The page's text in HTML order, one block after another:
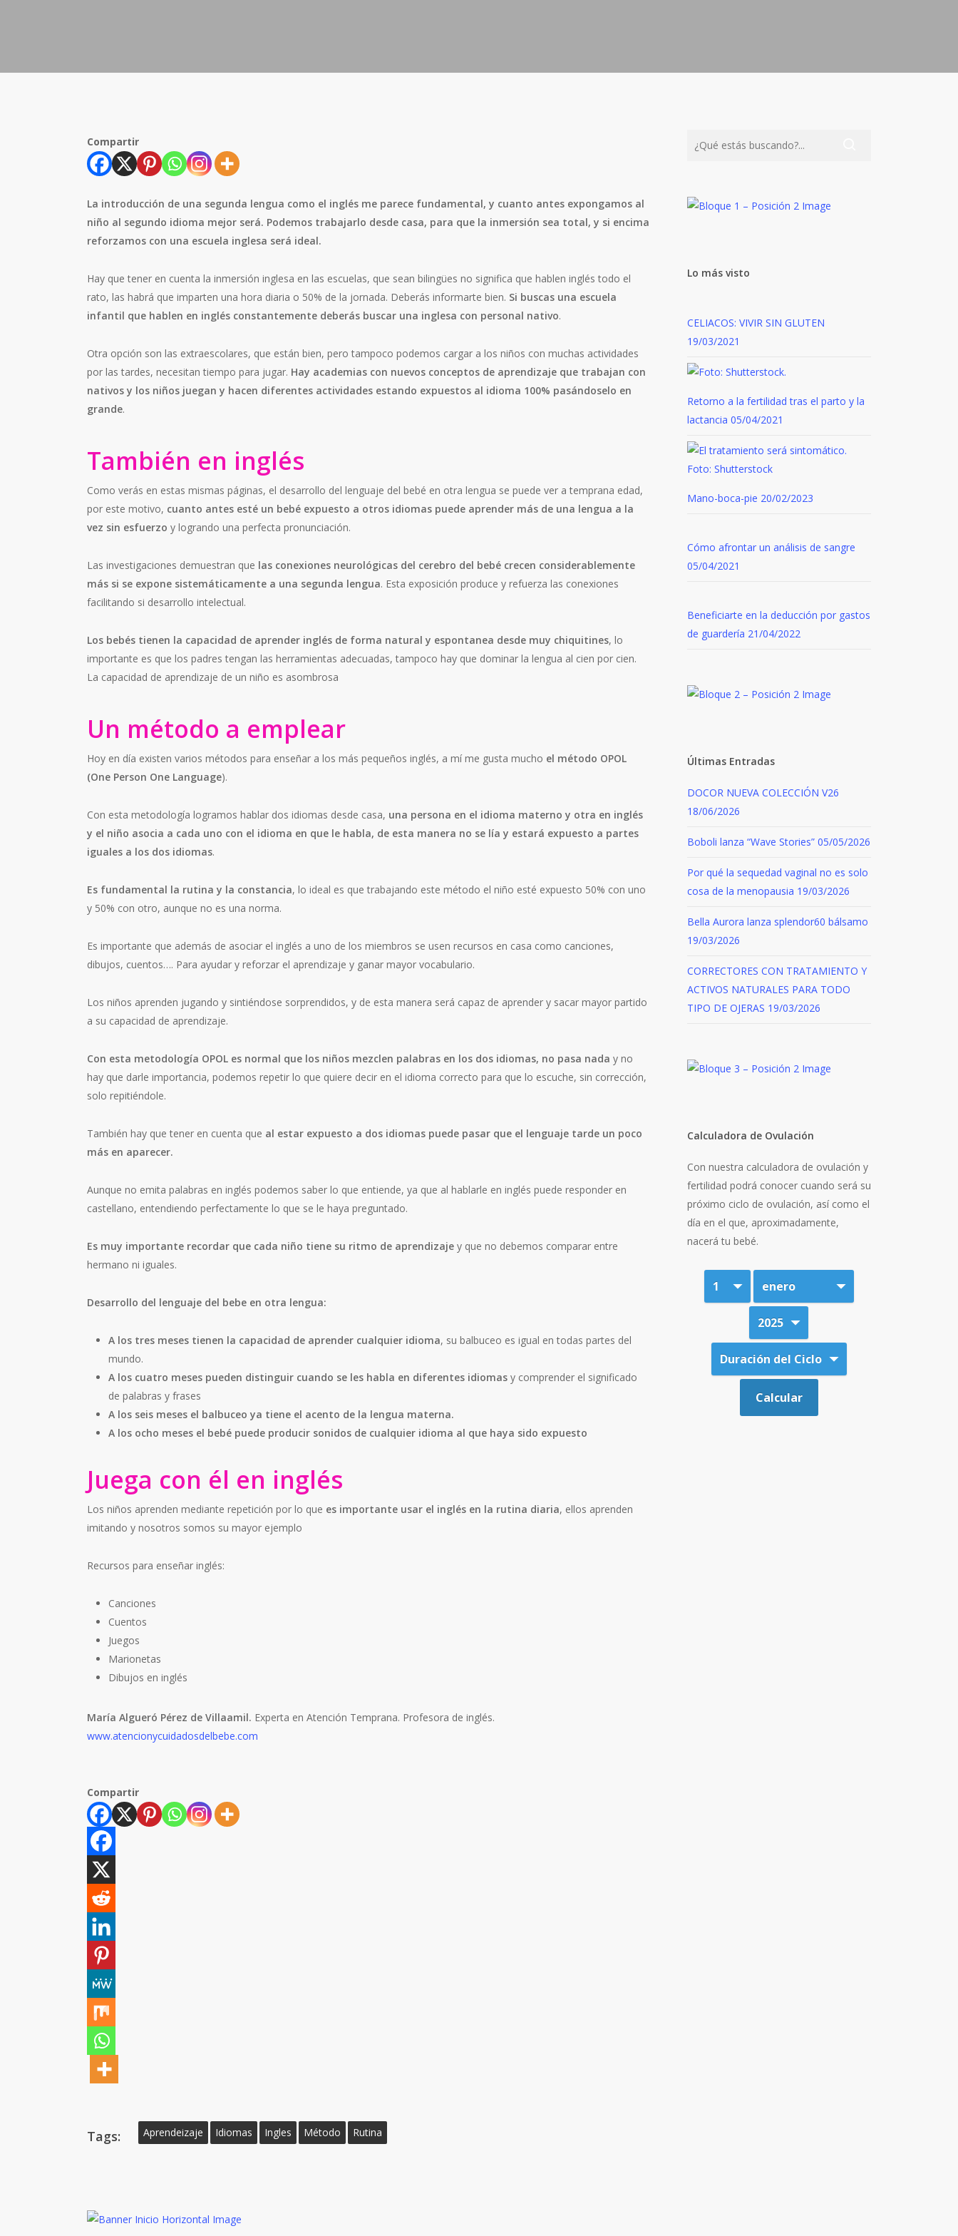
Compartir
La introducción de una segunda lengua como el inglés me parece fundamental, y cuanto antes expongamos al
niño al segundo idioma mejor será. Podemos trabajarlo desde casa, para que la inmersión sea total, y si encima
reforzamos con una escuela inglesa será ideal.
Hay que tener en cuenta la inmersión inglesa en las escuelas, que sean bilingües no significa que hablen inglés todo el
rato, las habrá que imparten una hora diaria o 50% de la jornada. Deberás informarte bien. Si buscas una escuela
infantil que hablen en inglés constantemente deberás buscar una inglesa con personal nativo.
Otra opción son las extraescolares, que están bien, pero tampoco podemos cargar a los niños con muchas actividades
por las tardes, necesitan tiempo para jugar. Hay academias con nuevos conceptos de aprendizaje que trabajan con
nativos y los niños juegan y hacen diferentes actividades estando expuestos al idioma 100% pasándoselo en
grande.
También en inglés
Como verás en estas mismas páginas, el desarrollo del lenguaje del bebé en otra lengua se puede ver a temprana edad,
por este motivo, cuanto antes esté un bebé expuesto a otros idiomas puede aprender más de una lengua a la
vez sin esfuerzo y logrando una perfecta pronunciación.
Las investigaciones demuestran que las conexiones neurológicas del cerebro del bebé crecen considerablemente
más si se expone sistemáticamente a una segunda lengua. Esta exposición produce y refuerza las conexiones
facilitando si desarrollo intelectual.
Los bebés tienen la capacidad de aprender inglés de forma natural y espontanea desde muy chiquitines, lo
importante es que los padres tengan las herramientas adecuadas, tampoco hay que dominar la lengua al cien por cien.
La capacidad de aprendizaje de un niño es asombrosa
Un método a emplear
Hoy en día existen varios métodos para enseñar a los más pequeños inglés, a mí me gusta mucho el método OPOL
(One Person One Language).
Con esta metodología logramos hablar dos idiomas desde casa, una persona en el idioma materno y otra en inglés
y el niño asocia a cada uno con el idioma en que le habla, de esta manera no se lía y estará expuesto a partes
iguales a los dos idiomas.
Es fundamental la rutina y la constancia, lo ideal es que trabajando este método el niño esté expuesto 50% con uno
y 50% con otro, aunque no es una norma.
Es importante que además de asociar el inglés a uno de los miembros se usen recursos en casa como canciones,
dibujos, cuentos…. Para ayudar y reforzar el aprendizaje y ganar mayor vocabulario.
Los niños aprenden jugando y sintiéndose sorprendidos, y de esta manera será capaz de aprender y sacar mayor partido
a su capacidad de aprendizaje.
Con esta metodología OPOL es normal que los niños mezclen palabras en los dos idiomas, no pasa nada y no
hay que darle importancia, podemos repetir lo que quiere decir en el idioma correcto para que lo escuche, sin corrección,
solo repitiéndole.
También hay que tener en cuenta que al estar expuesto a dos idiomas puede pasar que el lenguaje tarde un poco
más en aparecer.
Aunque no emita palabras en inglés podemos saber lo que entiende, ya que al hablarle en inglés puede responder en
castellano, entendiendo perfectamente lo que se le haya preguntado.
Es muy importante recordar que cada niño tiene su ritmo de aprendizaje y que no debemos comparar entre
hermano ni iguales.
Desarrollo del lenguaje del bebe en otra lengua:
A los tres meses tienen la capacidad de aprender cualquier idioma, su balbuceo es igual en todas partes del
mundo.
A los cuatro meses pueden distinguir cuando se les habla en diferentes idiomas y comprender el significado
de palabras y frases
A los seis meses el balbuceo ya tiene el acento de la lengua materna.
A los ocho meses el bebé puede producir sonidos de cualquier idioma al que haya sido expuesto
Juega con él en inglés
Los niños aprenden mediante repetición por lo que es importante usar el inglés en la rutina diaria, ellos aprenden
imitando y nosotros somos su mayor ejemplo
Recursos para enseñar inglés:
Canciones
Cuentos
Juegos
Marionetas
Dibujos en inglés
María Algueró Pérez de Villaamil. Experta en Atención Temprana. Profesora de inglés.
www.atencionycuidadosdelbebe.com
Compartir
Tags: Aprendeizaje Idiomas Ingles Método Rutina
Lo más visto
CELIACOS: VIVIR SIN GLUTEN
19/03/2021
Retorno a la fertilidad tras el parto y la
lactancia 05/04/2021
Mano-boca-pie 20/02/2023
Cómo afrontar un análisis de sangre
05/04/2021
Beneficiarte en la deducción por gastos
de guardería 21/04/2022
Últimas Entradas
DOCOR NUEVA COLECCIÓN V26
18/06/2026
Boboli lanza “Wave Stories” 05/05/2026
Por qué la sequedad vaginal no es solo
cosa de la menopausia 19/03/2026
Bella Aurora lanza splendor60 bálsamo
19/03/2026
CORRECTORES CON TRATAMIENTO Y
ACTIVOS NATURALES PARA TODO
TIPO DE OJERAS 19/03/2026
Calculadora de Ovulación
Con nuestra calculadora de ovulación y
fertilidad podrá conocer cuando será su
próximo ciclo de ovulación, así como el
día en el que, aproximadamente,
nacerá tu bebé.